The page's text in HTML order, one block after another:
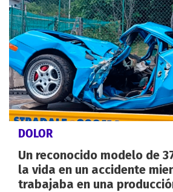
DOLOR
Un reconocido modelo de
la vida en un accidente
trabajaba en una